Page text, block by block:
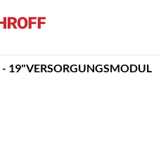
19"VERSORGUNGSMODUL